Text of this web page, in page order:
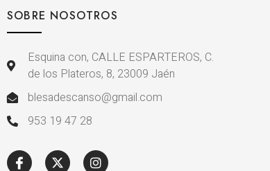
SOBRE NOSOTROS
Esquina con, CALLE ESPARTEROS, C.
de los Plateros, 8, 23009 Jaén
blesadescanso@gmail.com
953 19 47 28